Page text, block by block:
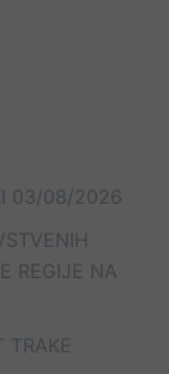
03/08/2026
REGIJE NA
TRAKE